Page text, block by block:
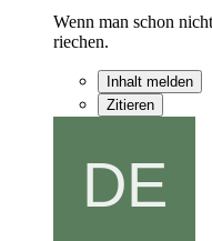
Wenn man schon
riechen.
Inhalt melden
Zitieren